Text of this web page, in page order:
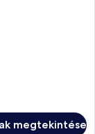
megtekintése